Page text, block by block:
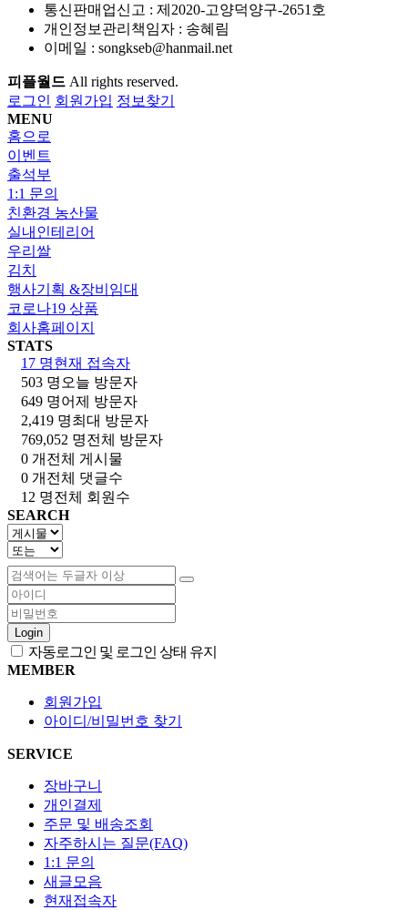
통신판매업신고 : 제2020-고양덕양구-2651호
개인정보관리책임자 : 송혜림
이메일 : songkseb@hanmail.net
피플월드 All rights reserved.
로그인 회원가입 정보찾기
MENU
홈으로
이벤트
출석부
1:1 문의
친환경 농산물
실내인테리어
우리쌀
김치
행사기획 &장비임대
코로나19 상품
회사홈페이지
STATS
17 명현재 접속자
503 명 오늘 방문자
649 명어제 방문자
2,419 명최대 방문자
769,052 명전체 방문자
0 개 전체 게시물
0 개 전체 댓글수
12 명전체 회원수
SEARCH
Login
자동로그인 및 로그인 상태 유지
MEMBER
회원가입
아이디/비밀번호 찾기
SERVICE
장바구니
개인결제
주문 및 배송조회
자주하시는 질문(FAQ)
1:1 문의
새글모음
현재접속자